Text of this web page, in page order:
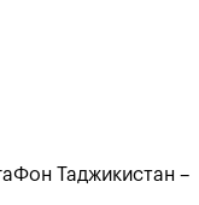
Таджикистан –